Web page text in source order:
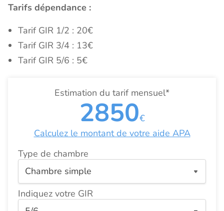
Tarifs dépendance :
Tarif GIR 1/2 : 20€
Tarif GIR 3/4 : 13€
Tarif GIR 5/6 : 5€
Estimation du tarif mensuel*
2850€
Calculez le montant de votre aide APA
Type de chambre
Indiquez votre GIR